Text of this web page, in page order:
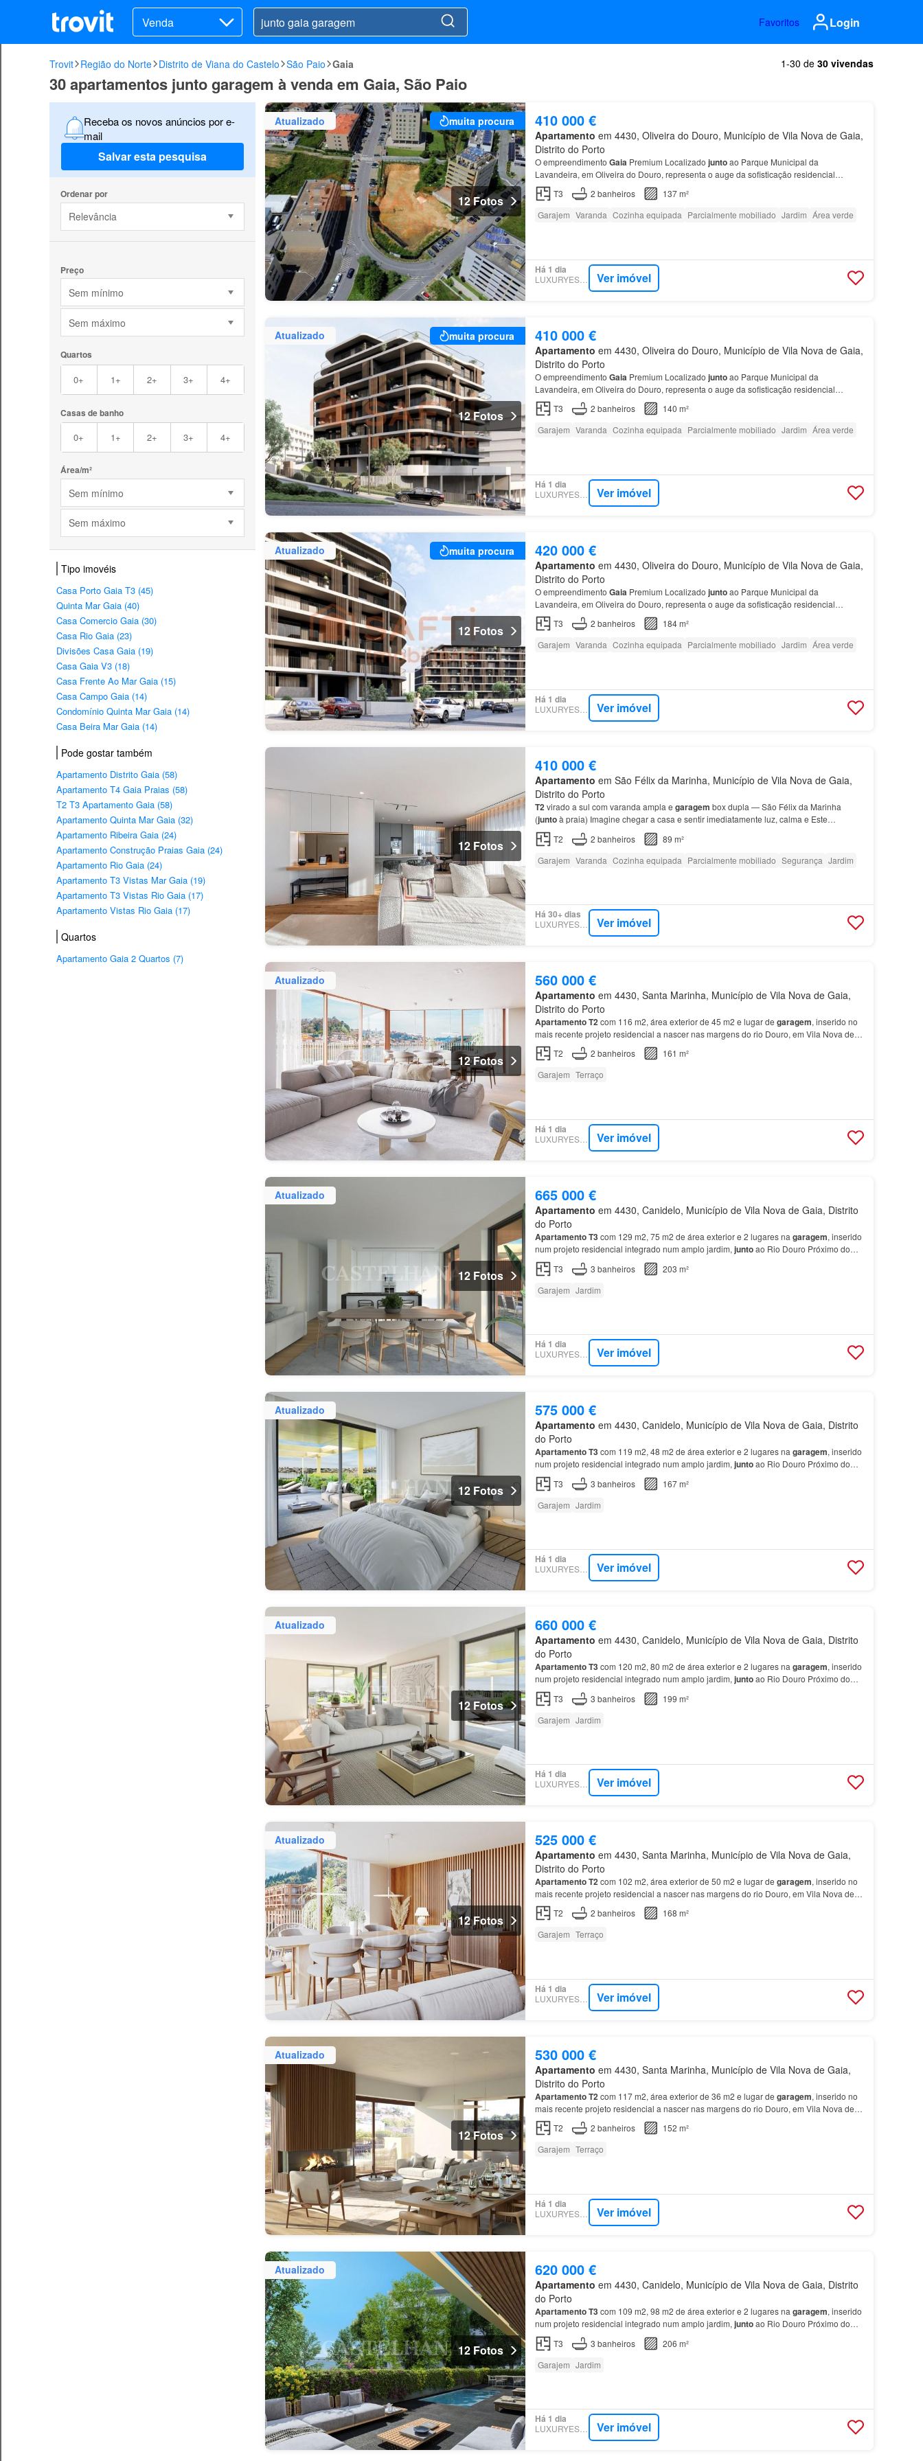
Venda Favoritos Login
Trovit Região do Norte Distrito de Viana do Castelo São Paio Gaia 1-30 de 30 vivendas
30 apartamentos junto garagem à venda em Gaia, São Paio
Receba os novos anúncios por e-
mail
Salvar esta pesquisa
Ordenar por
Relevância
Preço
Sem mínimo
Sem máximo
Quartos
0+ 1+ 2+ 3+ 4+
Casas de banho
0+ 1+ 2+ 3+ 4+
Área/m²
Sem mínimo
Sem máximo
Tipo imovéis
Casa Porto Gaia T3 (45)
Quinta Mar Gaia (40)
Casa Comercio Gaia (30)
Casa Rio Gaia (23)
Divisões Casa Gaia (19)
Casa Gaia V3 (18)
Casa Frente Ao Mar Gaia (15)
Casa Campo Gaia (14)
Condomínio Quinta Mar Gaia (14)
Casa Beira Mar Gaia (14)
Pode gostar também
Apartamento Distrito Gaia (58)
Apartamento T4 Gaia Praias (58)
T2 T3 Apartamento Gaia (58)
Apartamento Quinta Mar Gaia (32)
Apartamento Ribeira Gaia (24)
Apartamento Construção Praias Gaia (24)
Apartamento Rio Gaia (24)
Apartamento T3 Vistas Mar Gaia (19)
Apartamento T3 Vistas Rio Gaia (17)
Apartamento Vistas Rio Gaia (17)
Quartos
Apartamento Gaia 2 Quartos (7)
Atualizado muita procura
12 Fotos
410 000 €
Apartamento em 4430, Oliveira do Douro, Município de Vila Nova de Gaia,
Distrito do Porto
O empreendimento Gaia Premium Localizado juntoao Parque Municipal da
Lavandeira, em Oliveira do Douro, representa o auge da sofisticação residencial…
T3
2 banheiros
137 m²
Garajem Varanda Cozinha equipada Parcialmente mobiliado Jardim Área verde
Há 1 dia
LUXURYESTATE Ver imóvel
Atualizado muita procura
12 Fotos
410 000 €
Apartamento em 4430, Oliveira do Douro, Município de Vila Nova de Gaia,
Distrito do Porto
O empreendimento Gaia Premium Localizado juntoao Parque Municipal da
Lavandeira, em Oliveira do Douro, representa o auge da sofisticação residencial…
T3
2 banheiros
140 m²
Garajem Varanda Cozinha equipada Parcialmente mobiliado Jardim Área verde
Há 1 dia
LUXURYESTATE Ver imóvel
Atualizado muita procura
12 Fotos
420 000 €
Apartamento em 4430, Oliveira do Douro, Município de Vila Nova de Gaia,
Distrito do Porto
O empreendimento Gaia Premium Localizado juntoao Parque Municipal da
Lavandeira, em Oliveira do Douro, representa o auge da sofisticação residencial…
T3
2 banheiros
184 m²
Garajem Varanda Cozinha equipada Parcialmente mobiliado Jardim Área verde
Há 1 dia
LUXURYESTATE Ver imóvel
12 Fotos
410 000 €
Apartamento em São Félix da Marinha, Município de Vila Nova de Gaia,
Distrito do Porto
T2virado a sul com varanda ampla e garagem box dupla — São Félix da Marinha
(juntoà praia) Imagine chegar a casa e sentir imediatamente luz, calma e Este
apartamento de 89 m², totalmente virado a sul e inserido num condo…
T2 2 banheiros
89 m²
Garajem Varanda Cozinha equipada Parcialmente mobiliado Segurança Jardim
Há 30+ dias
LUXURYESTATE Ver imóvel
Atualizado
12 Fotos
560 000 €
Apartamento em 4430, Santa Marinha, Município de Vila Nova de Gaia,
Distrito do Porto
ApartamentoT2com 116 m2, área exterior de 45 m2 e lugar de garagem, inserido no
mais recente projeto residencial a nascer nas margens do rio Douro, em Vila Nova de
Gaia
T2 2 banheiros
161 m²
Garajem Terraço
Há 1 dia
LUXURYESTATE Ver imóvel
Atualizado
12 Fotos
665 000 €
Apartamento em 4430, Canidelo, Município de Vila Nova de Gaia, Distrito
do Porto
ApartamentoT3com 129 m2, 75 m2 de área exterior e 2 lugares na garagem, inserido
num projeto residencial integrado num amplo jardim, juntoao Rio Douro Próximo do
Porto e do centro de Vila Nova de
T3 3 banheiros
203 m²
Garajem Jardim
Há 1 dia
LUXURYESTATE Ver imóvel
Atualizado
12 Fotos
575 000 €
Apartamento em 4430, Canidelo, Município de Vila Nova de Gaia, Distrito
do Porto
ApartamentoT3com 119 m2, 48 m2 de área exterior e 2 lugares na garagem, inserido
num projeto residencial integrado num amplo jardim, juntoao Rio Douro Próximo do
Porto e do centro de Vila Nova de
T3 3 banheiros
167 m²
Garajem Jardim
Há 1 dia
LUXURYESTATE Ver imóvel
Atualizado
12 Fotos
660 000 €
Apartamento em 4430, Canidelo, Município de Vila Nova de Gaia, Distrito
do Porto
ApartamentoT3com 120 m2, 80 m2 de área exterior e 2 lugares na garagem, inserido
num projeto residencial integrado num amplo jardim, juntoao Rio Douro Próximo do
Porto e do centro de Vila Nova de
T3 3 banheiros
199 m²
Garajem Jardim
Há 1 dia
LUXURYESTATE Ver imóvel
Atualizado
12 Fotos
525 000 €
Apartamento em 4430, Santa Marinha, Município de Vila Nova de Gaia,
Distrito do Porto
ApartamentoT2com 102 m2, área exterior de 50 m2 e lugar de garagem, inserido no
mais recente projeto residencial a nascer nas margens do rio Douro, em Vila Nova de
Gaia
T2 2 banheiros
168 m²
Garajem Terraço
Há 1 dia
LUXURYESTATE Ver imóvel
Atualizado
12 Fotos
530 000 €
Apartamento em 4430, Santa Marinha, Município de Vila Nova de Gaia,
Distrito do Porto
ApartamentoT2com 117 m2, área exterior de 36 m2 e lugar de garagem, inserido no
mais recente projeto residencial a nascer nas margens do rio Douro, em Vila Nova de
Gaia
T2 2 banheiros
152 m²
Garajem Terraço
Há 1 dia
LUXURYESTATE Ver imóvel
Atualizado
12 Fotos
620 000 €
Apartamento em 4430, Canidelo, Município de Vila Nova de Gaia, Distrito
do Porto
ApartamentoT3com 109 m2, 98 m2 de área exterior e 2 lugares na garagem, inserido
num projeto residencial integrado num amplo jardim, juntoao Rio Douro Próximo do
Porto e do centro de Vila Nova de
T3 3 banheiros
206 m²
Garajem Jardim
Há 1 dia
LUXURYESTATE Ver imóvel